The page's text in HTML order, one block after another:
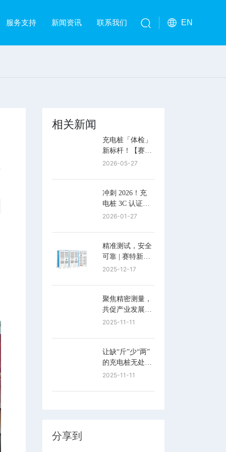
服务支持 新闻资讯 联系我们 EN
相关新闻
充电桩「体检」
新标杆！【赛特
新能】五赴CPS
2026-05-27
冲刺 2026！充
电桩 3C 认证倒
计时 洗牌期合
2026-01-27
精准测试，安全
可靠 | 赛特新能
发布全新IEC智
2025-12-17
聚焦精密测量，
共促产业发展 |
赛特新能亮相高
2025-11-11
让缺“斤”少“两”
的充电桩无处遁
形！
2025-11-11
分享到